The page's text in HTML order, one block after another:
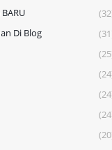
BARU
Di Blog